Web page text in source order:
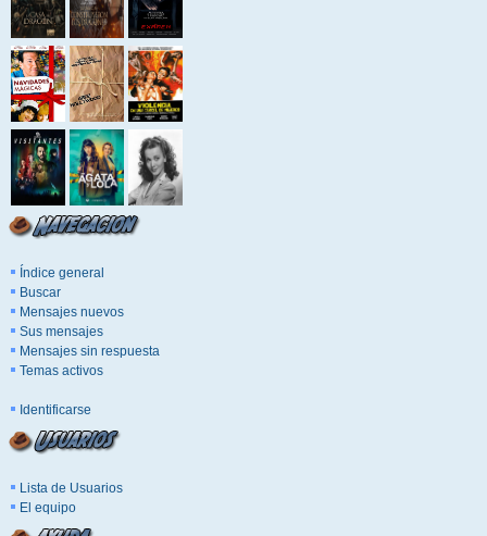
Índice general
Buscar
Mensajes nuevos
Sus mensajes
Mensajes sin respuesta
Temas activos
Identificarse
Lista de Usuarios
El equipo